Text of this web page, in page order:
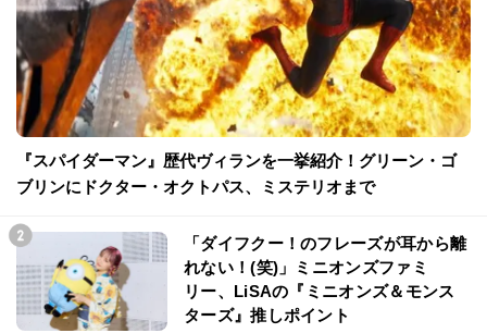
『スパイダーマン』歴代ヴィランを一挙紹介！グリーン・ゴ
ブリンにドクター・オクトパス、ミステリオまで
「ダイフクー！のフレーズが耳から離
れない！(笑)」ミニオンズファミ
リー、LiSAの『ミニオンズ＆モンス
ターズ』推しポイント